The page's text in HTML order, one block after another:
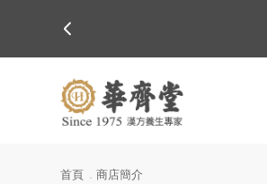
首頁 商店簡介